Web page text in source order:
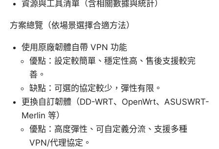
資源與工具清單（含相關數據與統計）
方案總覽（依場景選擇合適方法）
使用原廠韌體自帶 VPN 功能
優點：設定較簡單、穩定性高、售後支援較完
善。
缺點：可選的協定較少，彈性有限。
更換自訂韌體（DD-WRT、OpenWrt、ASUSWRT-
Merlin 等）
優點：高度彈性、可自定義分流、支援多種
VPN/代理協定。